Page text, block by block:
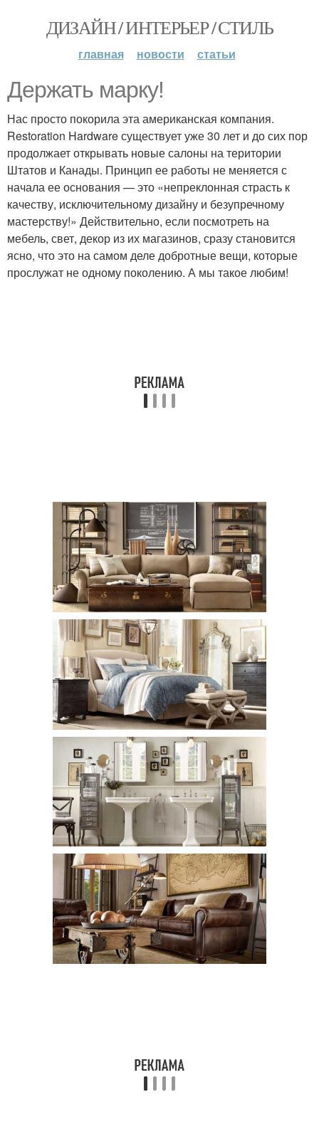
ДИЗАЙН / ИНТЕРЬЕР / СТИЛЬ
главная новости статьи
Держать марку!
Нас просто покорила эта американская компания.
Restoration Hardware существует уже 30 лет и до сих пор
продолжает открывать новые салоны на територии
Штатов и Канады. Принцип ее работы не меняется с
начала ее основания — это «непреклонная страсть к
качеству, исключительному дизайну и безупречному
мастерству!» Действительно, если посмотреть на
мебель, свет, декор из их магазинов, сразу становится
ясно, что это на самом деле добротные вещи, которые
прослужат не одному поколению. А мы такое любим!